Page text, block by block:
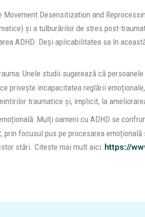
Movement Desensitization and
și a tulburărilor de stres post-
ADHD. Deși aplicabilitatea sa în
Unele studii sugerează că
privește incapacitatea reglării
traumatice și, implicit, la
Mulți oameni cu ADHD se
prin focusul pus pe procesarea
stări. Citeste mai mult aici: https://